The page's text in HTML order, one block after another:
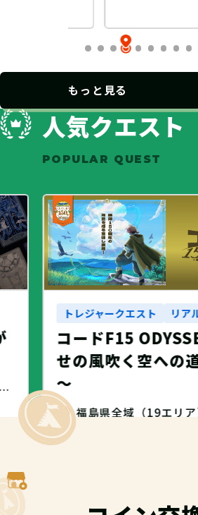
もっと見る
人気クエスト
POPULAR QUEST
・NANICA -NAGOYA-
トレジャークエスト リア
コードF15
せの風吹く空への
～
福島県全域（19エリア